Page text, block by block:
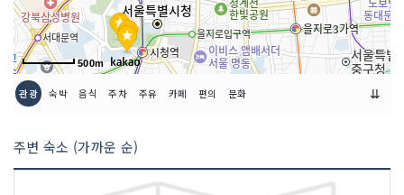
/ 희식(喜食) / 법식(法食) 등
인허가번호 20160025034
500m
관광 숙박 음식 주차 주유 카페 편의 문화 ⇊
주변 숙소 (가까운 순)